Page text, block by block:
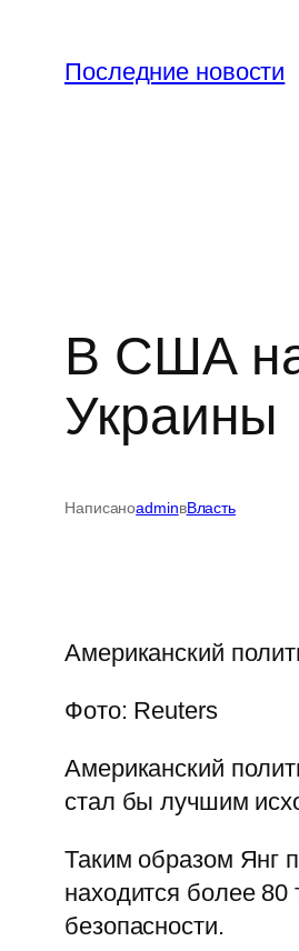
содержимому
Последние новости
В США
Украины
НаписаноadminвВласть
Американский
Фото: Reuters
Американский
стал бы лучшим
Таким образом Янг
находится более 80
безопасности.